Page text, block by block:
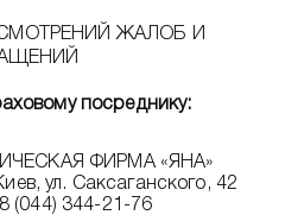
ЖАЛОБ И
посреднику:
ФИРМА «ЯНА»
ул. Саксаганского, 42
(044) 344-21-76